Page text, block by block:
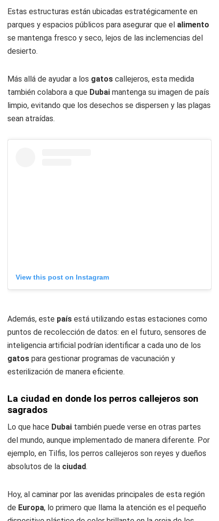
Estas estructuras están ubicadas estratégicamente en
parques y espacios públicos para asegurar que el alimento
se mantenga fresco y seco, lejos de las inclemencias del
desierto.
Más allá de ayudar a los gatos callejeros, esta medida
también colabora a que Dubai mantenga su imagen de país
limpio, evitando que los desechos se dispersen y las plagas
sean atraídas.
View this post on Instagram
Además, este país está utilizando estas estaciones como
puntos de recolección de datos: en el futuro, sensores de
inteligencia artificial podrían identificar a cada uno de los
gatos para gestionar programas de vacunación y
esterilización de manera eficiente.
La ciudad en donde los perros callejeros son
sagrados
Lo que hace Dubai también puede verse en otras partes
del mundo, aunque implementado de manera diferente. Por
ejemplo, en Tilfis, los perros callejeros son reyes y dueños
absolutos de la ciudad.
Hoy, al caminar por las avenidas principales de esta región
de Europa, lo primero que llama la atención es el pequeño